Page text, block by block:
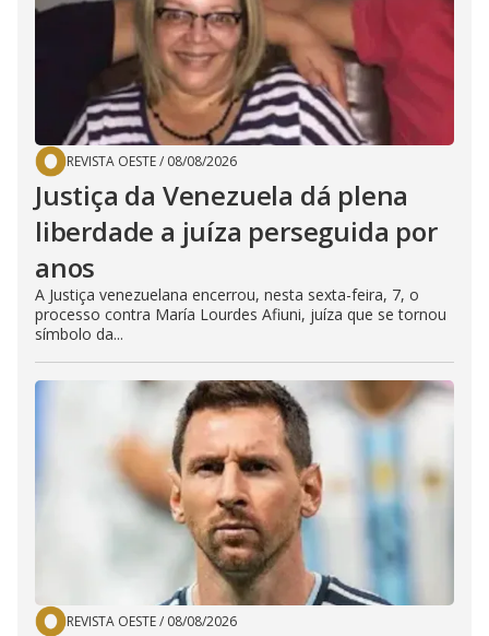
REVISTA OESTE/ 08/08/2026
Justiça da Venezuela dá plena
liberdade a juíza perseguida por
anos
A Justiça venezuelana encerrou, nesta sexta-feira, 7, o
processo contra María Lourdes Afiuni, juíza que se tornou
símbolo da...
REVISTA OESTE/ 08/08/2026